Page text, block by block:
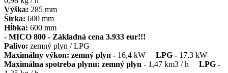
Výška: 285 mm
Šírka: 600 mm
Hĺbka: 600 mm
- MICO 800 - Základná cena 3.933 eur!!!
Palivo: zemný plyn / LPG
Maximálny výkon: zemný plyn - 16,4 kW LPG - 17,3 kW
Maximálna spotreba plynu: zemný plyn - 1,47 km3 / h
LPG -